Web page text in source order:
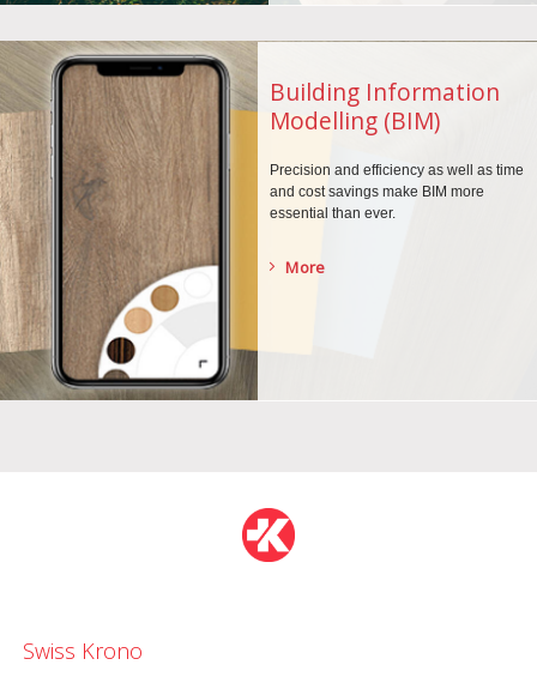
Building Information
Modelling (BIM)
Precision and efficiency as well as time
and cost savings make BIM more
essential than ever.
More
Swiss Krono